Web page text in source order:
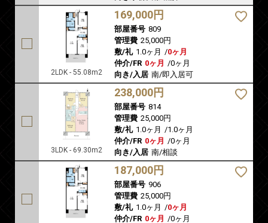
2LDK - 55.08m2
169,000円
部屋番号 809
管理費 25,000円
敷/礼 1.0ヶ月 /0ヶ月
仲介/FR 0ヶ月 /0ヶ月
向き/入居 南/即入居可
3LDK - 69.30m2
238,000円
部屋番号 814
管理費 25,000円
敷/礼 1.0ヶ月 /1.0ヶ月
仲介/FR 0ヶ月 /0ヶ月
向き/入居 南/相談
187,000円
部屋番号 906
管理費 25,000円
敷/礼 1.0ヶ月 /0ヶ月
仲介/FR 0ヶ月 /0ヶ月